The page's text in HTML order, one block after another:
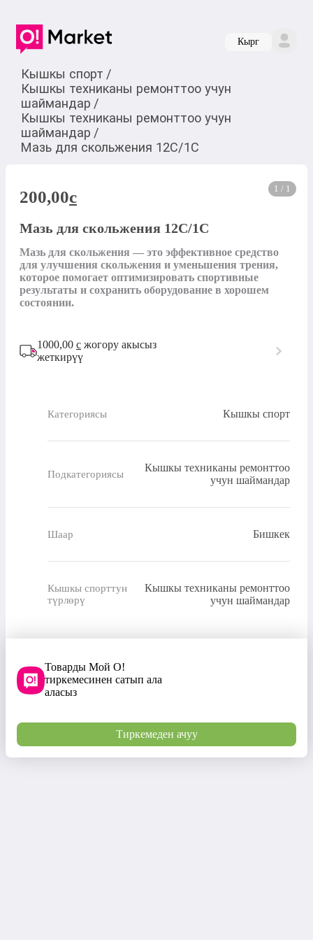
Кырг
Кышкы спорт /
Кышкы техниканы ремонттоо учун
шаймандар /
Кышкы техниканы ремонттоо учун
шаймандар /
Мазь для скольжения 12С/1С
1 / 1
200,00c
Мазь для скольжения 12С/1С
Мазь для скольжения — это эффективное средство
для улучшения скольжения и уменьшения трения,
которое помогает оптимизировать спортивные
результаты и сохранить оборудование в хорошем
состоянии.
1000,00 с жогору акысыз
жеткирүү
Категориясы Кышкы спорт
Подкатегориясы
Кышкы техниканы ремонттоо
учун шаймандар
Шаар Бишкек
Кышкы спорттун
түрлөрү
Кышкы техниканы ремонттоо
учун шаймандар
Товарды Мой О!
тиркемесинен сатып ала
аласыз
Тиркемеден ачуу